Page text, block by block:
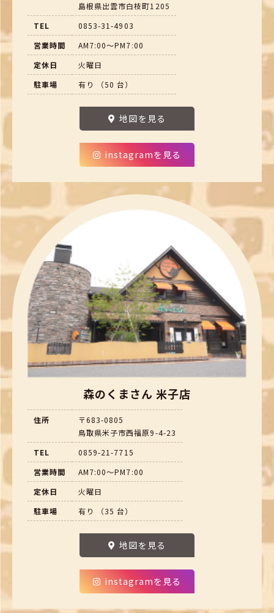
島根県出雲市白枝町1205
TEL
0853-31-4903
営業時間
AM7:00～PM7:00
定休日
火曜日
駐車場
有り （50 台）
地図を見る
instagramを見る
森のくまさん 米子店
住所
〒683-0805
鳥取県米子市西福原9-4-23
TEL
0859-21-7715
営業時間
AM7:00～PM7:00
定休日
火曜日
駐車場
有り （35 台）
地図を見る
instagramを見る